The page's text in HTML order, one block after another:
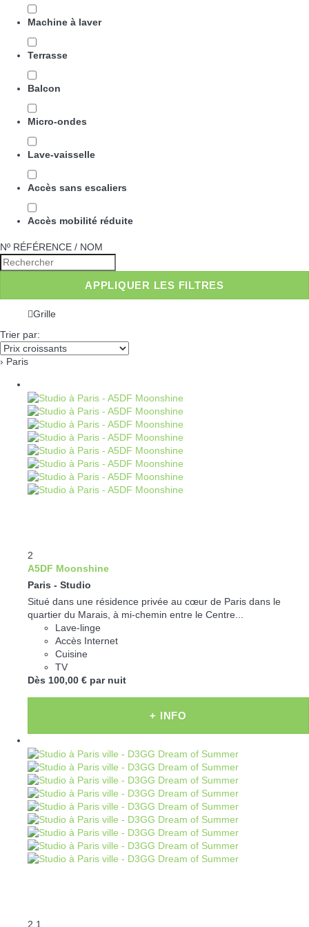
Machine à laver
Terrasse
Balcon
Micro-ondes
Lave-vaisselle
Accès sans escaliers
Accès mobilité réduite
Nº RÉFÉRENCE / NOM
APPLIQUER LES FILTRES
Grille
Trier par:
› Paris
2
A5DF Moonshine
Paris - Studio
Situé dans une résidence privée au cœur de Paris dans le
quartier du Marais, à mi-chemin entre le Centre...
Lave-linge
Accès Internet
Cuisine
TV
Dès 100,00 € par nuit
+ INFO
2 1